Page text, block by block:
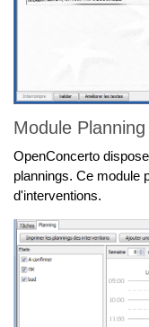
Module
OpenConcerto
plannings. Ce module
d'interventions.